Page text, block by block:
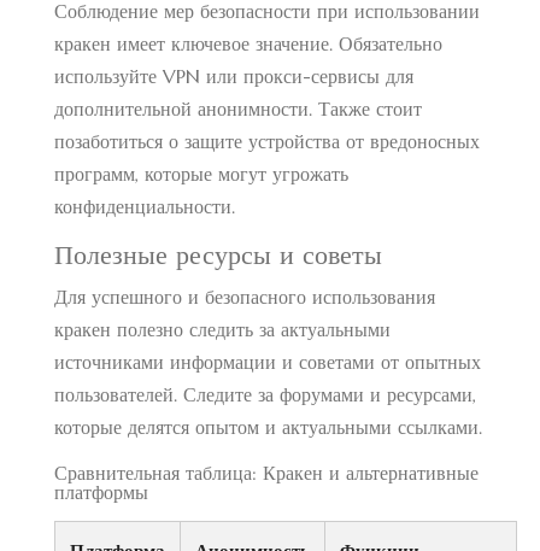
Соблюдение мер безопасности при использовании
кракен имеет ключевое значение. Обязательно
используйте VPN или прокси-сервисы для
дополнительной анонимности. Также стоит
позаботиться о защите устройства от вредоносных
программ, которые могут угрожать
конфиденциальности.
Полезные ресурсы и советы
Для успешного и безопасного использования
кракен полезно следить за актуальными
источниками информации и советами от опытных
пользователей. Следите за форумами и ресурсами,
которые делятся опытом и актуальными ссылками.
Сравнительная таблица: Кракен и альтернативные
платформы